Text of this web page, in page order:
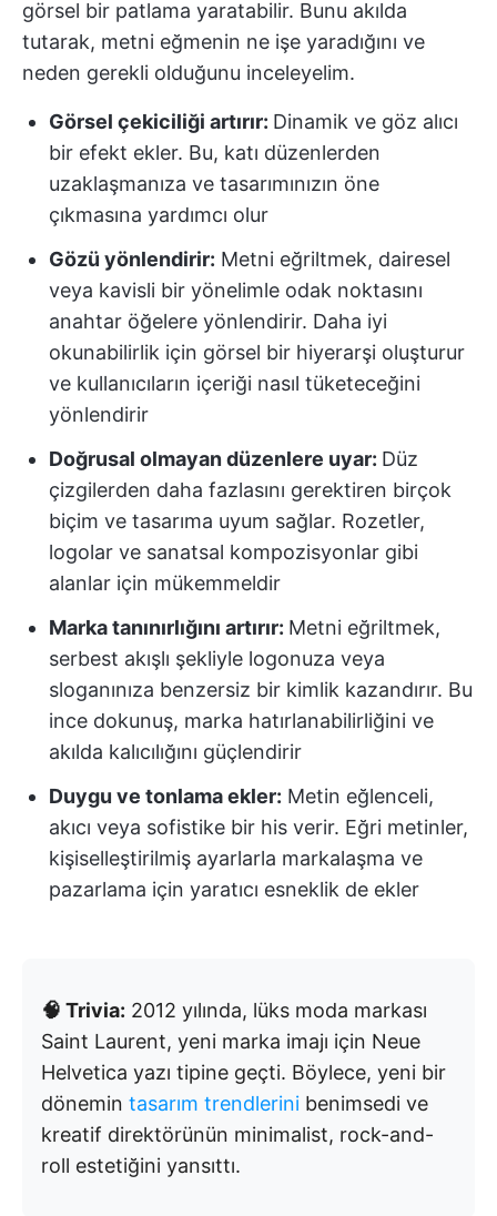
görsel bir patlama yaratabilir. Bunu akılda
tutarak, metni eğmenin ne işe yaradığını ve
neden gerekli olduğunu inceleyelim.
Görsel çekiciliği artırır: Dinamik ve göz alıcı
bir efekt ekler. Bu, katı düzenlerden
uzaklaşmanıza ve tasarımınızın öne
çıkmasına yardımcı olur
Gözü yönlendirir: Metni eğriltmek, dairesel
veya kavisli bir yönelimle odak noktasını
anahtar öğelere yönlendirir. Daha iyi
okunabilirlik için görsel bir hiyerarşi oluşturur
ve kullanıcıların içeriği nasıl tüketeceğini
yönlendirir
Doğrusal olmayan düzenlere uyar: Düz
çizgilerden daha fazlasını gerektiren birçok
biçim ve tasarıma uyum sağlar. Rozetler,
logolar ve sanatsal kompozisyonlar gibi
alanlar için mükemmeldir
Marka tanınırlığını artırır: Metni eğriltmek,
serbest akışlı şekliyle logonuza veya
sloganınıza benzersiz bir kimlik kazandırır. Bu
ince dokunuş, marka hatırlanabilirliğini ve
akılda kalıcılığını güçlendirir
Duygu ve tonlama ekler: Metin eğlenceli,
akıcı veya sofistike bir his verir. Eğri metinler,
kişiselleştirilmiş ayarlarla markalaşma ve
pazarlama için yaratıcı esneklik de ekler
🧠 Trivia: 2012 yılında, lüks moda markası
Saint Laurent, yeni marka imajı için Neue
Helvetica yazı tipine geçti. Böylece, yeni bir
dönemin tasarım trendlerini benimsedi ve
kreatif direktörünün minimalist, rock-and-
roll estetiğini yansıttı.